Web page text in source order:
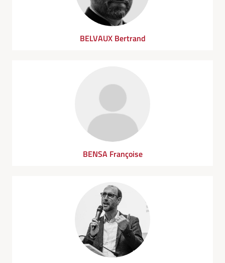
BELVAUX Bertrand
BENSA Françoise